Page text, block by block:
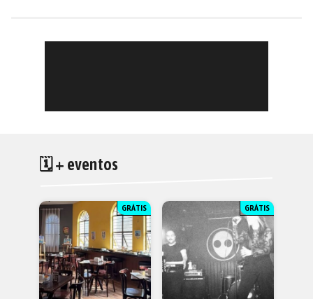
🗓 + eventos
GRÁTIS GRÁTIS